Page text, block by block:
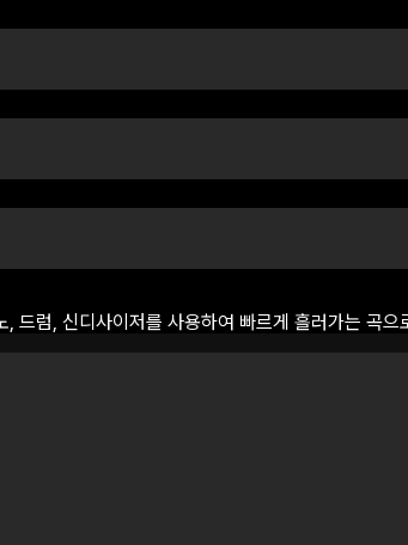
, 드럼, 신디사이저를 사용하여 빠르게 흘러가는 곡으